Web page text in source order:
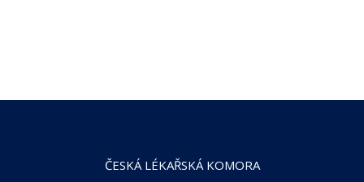
ČESKÁ LÉKAŘSKÁ KOMORA